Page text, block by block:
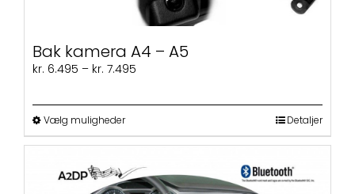
Bak kamera A4 – A5
kr. 6.495 – kr. 7.495
Vælg mulighederDette
vare
flere
varianter.
Detaljer